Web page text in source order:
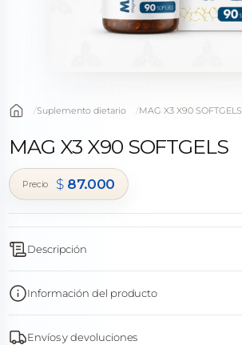
Suplemento dietario MAG X3 X90 SOFTGELS
MAG X3 X90 SOFTGELS
$87.000
Descripción
Información del producto
Envíos y devoluciones